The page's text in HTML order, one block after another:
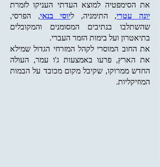
את הסימפטיה למוצא העדתי העניקו לזמרת
יונה עטרי, התימניה, ליוסי בנאי, הפרסי,
שהשתלבו בנתיבים המסומנים והמקובלים
בתיאטרון ועל בימות הזמר העברי.
את החוב המוסרי לקהל המזרחי הגדול שמילא
את הארץ, פרעו באמצעות ג'ו עמר, העולה
החדש ממרוקו, שקיבל מקום מכובד על הבמות
המוזיקליות.